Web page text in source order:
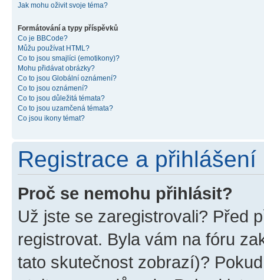
Jak mohu oživit svoje téma?
Formátování a typy příspěvků
Co je BBCode?
Můžu používat HTML?
Co to jsou smajlíci (emotikony)?
Mohu přidávat obrázky?
Co to jsou Globální oznámení?
Co to jsou oznámení?
Co to jsou důležitá témata?
Co to jsou uzamčená témata?
Co jsou ikony témat?
Registrace a přihlášení
Proč se nemohu přihlásit?
Už jste se zaregistrovali? Před
registrovat. Byla vám na fóru
tato skutečnost zobrazí)?